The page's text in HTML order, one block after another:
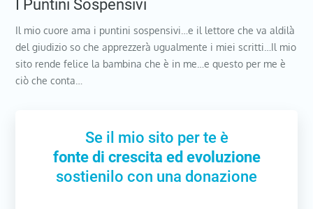
I Puntini Sospensivi
Il mio cuore ama i puntini sospensivi…e il lettore che va aldilà
del giudizio so che apprezzerà ugualmente i miei scritti…Il mio
sito rende felice la bambina che è in me…e questo per me è
ciò che conta…
Se il mio sito per te è
fonte di crescita ed evoluzione
sostienilo con una donazione